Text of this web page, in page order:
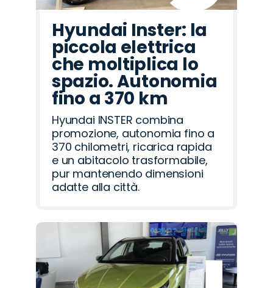
Hyundai Inster: la
piccola elettrica
che moltiplica lo
spazio. Autonomia
fino a 370 km
Hyundai INSTER combina
promozione, autonomia fino a
370 chilometri, ricarica rapida
e un abitacolo trasformabile,
pur mantenendo dimensioni
adatte alla città.